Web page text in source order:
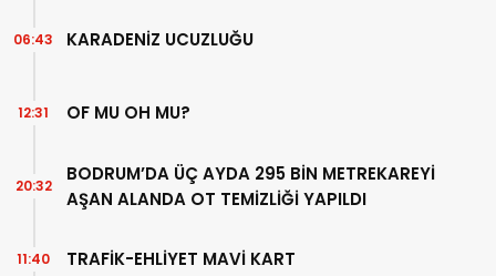
KARADENİZ UCUZLUĞU
06:43
OF MU OH MU?
12:31
BODRUM’DA ÜÇ AYDA 295 BİN METREKAREYİ
AŞAN ALANDA OT TEMİZLİĞİ YAPILDI
20:32
TRAFİK-EHLİYET MAVİ KART
11:40